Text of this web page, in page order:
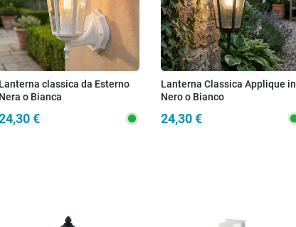
Lanterna classica da Esterno
Nera o Bianca
€
Lanterna Classica Applique in
Nero o Bianco
24,30 €